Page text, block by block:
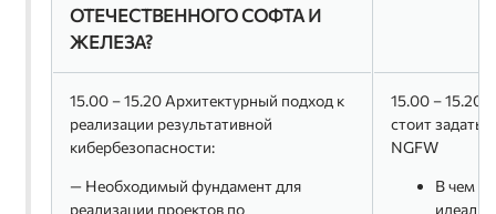
ОТЕЧЕСТВЕННОГО СОФТА И
ЖЕЛЕЗА?
15.00 – 15.20 Архитектурный подход к
реализации результативной
кибербезопасности:
— Необходимый фундамент для
реализации проектов по
15.00 – 15.20
стоит задать
NGFW
В чем